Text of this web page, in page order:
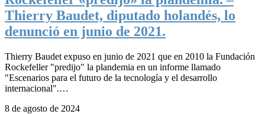
Thierry Baudet, diputado holandés, lo
denunció en junio de 2021.
Thierry Baudet expuso en junio de 2021 que en 2010 la Fundación
Rockefeller "predijo" la plandemia en un informe llamado
"Escenarios para el futuro de la tecnología y el desarrollo
internacional".…
8 de agosto de 2024